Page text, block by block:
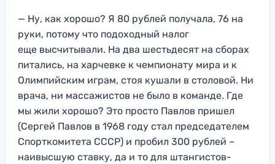
— Ну, как хорошо? Я 80 рублей получала, 76 на
руки, потому что подоходный налог
еще высчитывали. На два шестьдесят на сборах
питались, на харчевке к чемпионату мира и к
Олимпийским играм, стоя кушали в столовой. Ни
врача, ни массажистов не было в команде. Где
мы жили хорошо? Это просто Павлов пришел
(Сергей Павлов в 1968 году стал председателем
Спорткомитета СССР) и пробил 300 рублей –
наивысшую ставку, да и то для штангистов-